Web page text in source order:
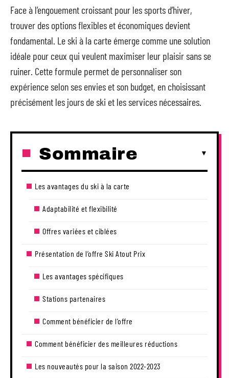
Face à l’engouement croissant pour les sports d’hiver,
trouver des options flexibles et économiques devient
fondamental. Le ski à la carte émerge comme une solution
idéale pour ceux qui veulent maximiser leur plaisir sans se
ruiner. Cette formule permet de personnaliser son
expérience selon ses envies et son budget, en choisissant
précisément les jours de ski et les services nécessaires.
Sommaire
Les avantages du ski à la carte
Adaptabilité et flexibilité
Offres variées et ciblées
Présentation de l’offre Ski Atout Prix
Les avantages spécifiques
Stations partenaires
Comment bénéficier de l’offre
Comment bénéficier des meilleures réductions
Les nouveautés pour la saison 2022-2023